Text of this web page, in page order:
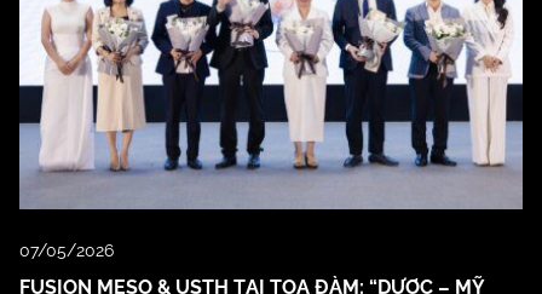
07/05/2026
FUSION MESO & USTH TẠI TỌA ĐÀM: “DƯỢC – MỸ